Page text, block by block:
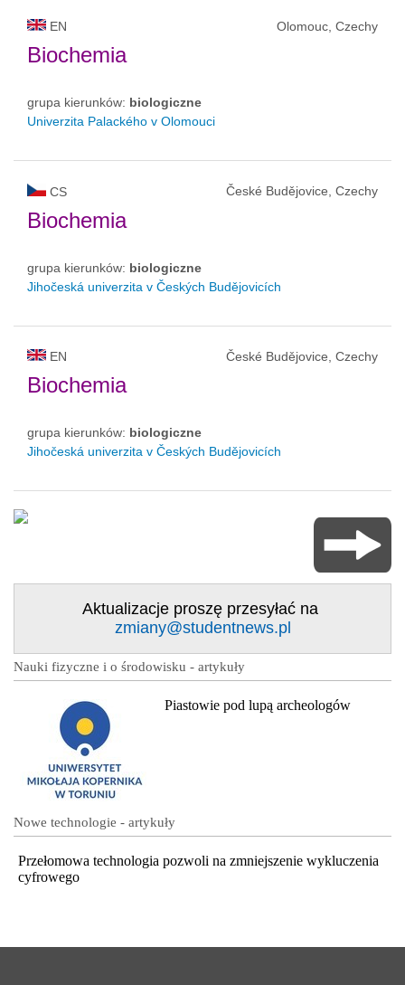
EN Olomouc, Czechy
Biochemia
grupa kierunków: biologiczne
Univerzita Palackého v Olomouci
CS České Budějovice, Czechy
Biochemia
grupa kierunków: biologiczne
Jihočeská univerzita v Českých Budějovicích
EN České Budějovice, Czechy
Biochemia
grupa kierunków: biologiczne
Jihočeská univerzita v Českých Budějovicích
Aktualizacje proszę przesyłać na
zmiany@studentnews.pl
Nauki fizyczne i o środowisku - artykuły
Piastowie pod lupą archeologów
Nowe technologie - artykuły
Przełomowa technologia pozwoli na zmniejszenie wykluczenia
cyfrowego